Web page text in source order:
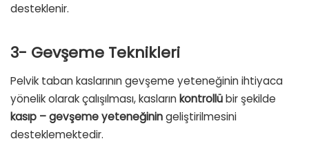
desteklenir.
3- Gevşeme Teknikleri
Pelvik taban kaslarının gevşeme yeteneğinin ihtiyaca
yönelik olarak çalışılması, kasların kontrollübir şekilde
kasıp –gevşeme yeteneğiningeliştirilmesini
desteklemektedir.